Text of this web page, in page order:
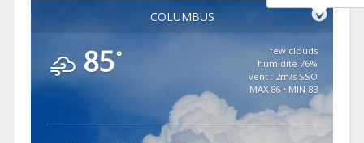
COLUMBUS
85°
few clouds
76% humidité
vent : 2m/s SSO
MAX 86 • MIN 83